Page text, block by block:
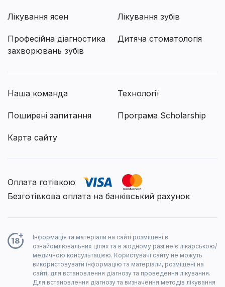
Лікування ясен Лікування зубів
Професійна діагностика
захворювань зубів
Дитяча стоматологія
Наша команда Технології
Поширені запитання Програма Scholarship
Карта сайту
Оплата готівкою
Безготівкова оплата на банківський рахунок
Інформація та матеріали на сайті розміщені в
ознайомлювальних цілях та в жодному разі не є лікарською/
медичною консультацією. Користувачі сайту не можуть
використовувати інформацію та матеріали, розміщені на
сайті, для встановлення діагнозу та проведення лікування.
Для встановлення діагнозу та визначення методів лікування